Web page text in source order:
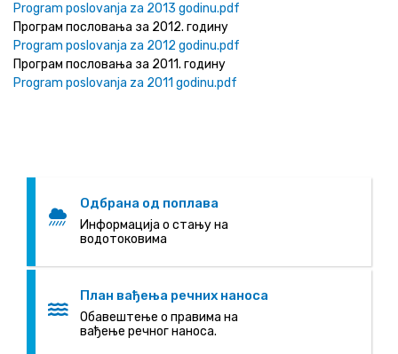
Program poslovanja za 2013 godinu.pdf
Програм пословања за 2012. годину
Program poslovanja za 2012 godinu.pdf
Програм пословања за 2011. годину
Program poslovanja za 2011 godinu.pdf
Одбрана од поплава
Информација о стању на
водотоковима
План вађења речних наноса
Oбавештење о правима на
вађење речног наноса.